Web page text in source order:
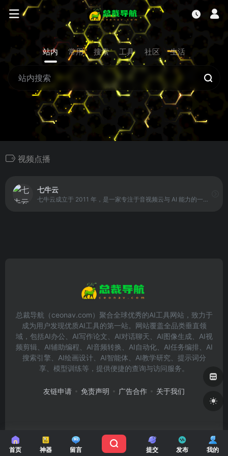
站内 常用 搜索 工具 社区 生活
视频点播
七牛云
七牛云成立于 2011 年，是一家专注于音视频云与 AI 能力的一站式中立服务商。平台围绕在线音视频场景，提供涵盖视频点播、互动直播、实时音视频、摄像头上云等方向的技术与产品服务。
总裁导航（ceonav.com）聚合全球优秀的AI工具网站，致力于
成为用户发现优质AI工具的第一站。网站覆盖全品类垂直领
域，包括AI办公、AI写作论文、AI对话聊天、AI图像生成、AI视
频剪辑、AI辅助编程、AI音频转换、AI自动化、AI任务编排、AI
搜索引擎、AI绘画设计、AI智能体、AI教学研究、提示词分
享、模型训练等，提供便捷的查询与访问服务。
友链申请 免责声明 广告合作 关于我们
Copyright © 2026
首页 神器 留言 提交 发布 我的